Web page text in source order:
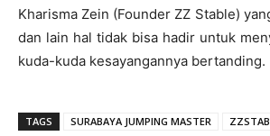
Kharisma Zein (Founder ZZ Stable)
dan lain hal tidak bisa hadir untuk
kuda-kuda kesayangannya bertanding.
TAGS SURABAYA JUMPING MASTER